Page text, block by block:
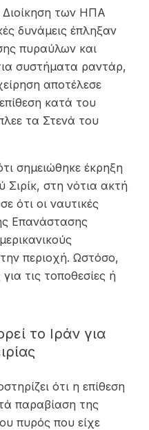
των ΗΠΑ
δυνάμεις έπληξαν
πυραύλων και
συστήματα ραντάρ,
αποτέλεσε
κατά του
τα Στενά του
σημειώθηκε έκρηξη
Σιρίκ, στη νότια ακτή
ότι οι ναυτικές
Επανάστασης
περιοχή. Ωστόσο,
τις τοποθεσίες ή
το Ιράν για
ότι η επίθεση
παραβίαση της
πυρός που είχε